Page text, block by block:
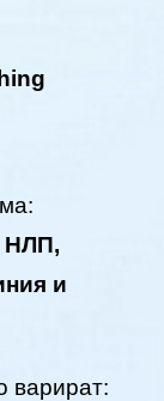
НЛП,
и
варират: